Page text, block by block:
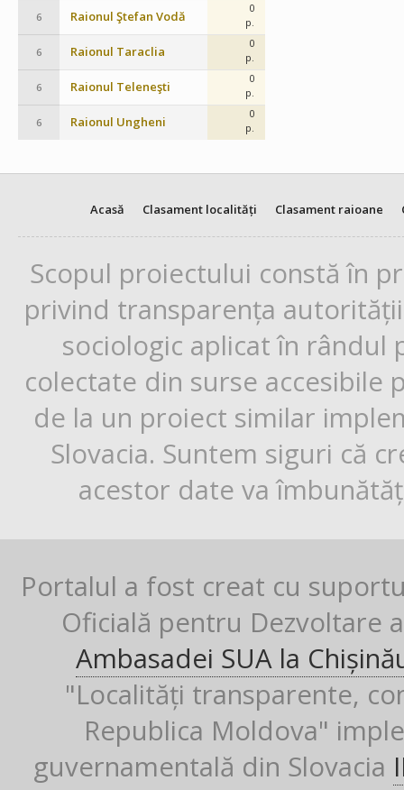
6 Raionul Ştefan Vodă
0
p.
6 Raionul Taraclia
0
p.
6 Raionul Teleneşti
0
p.
6 Raionul Ungheni
0
p.
Acasă Clasament localități Clasament raioane
Scopul proiectului constă în
privind transparența
sociologic aplicat în rândul
colectate din surse
de la un proiect similar
Slovacia. Suntem siguri că
acestor date va
Portalul a fost creat cu
Oficială pentru Dezvoltare
Ambasadei SUA la
"Localități transparente,
Republica Moldova"
guvernamentală din Slovacia